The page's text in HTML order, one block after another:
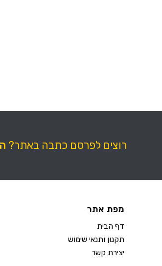
רוצים לפרסם כתבה באתר?
מפת אתר
דף הבית
תקנון ותנאי שימוש
יצירת קשר